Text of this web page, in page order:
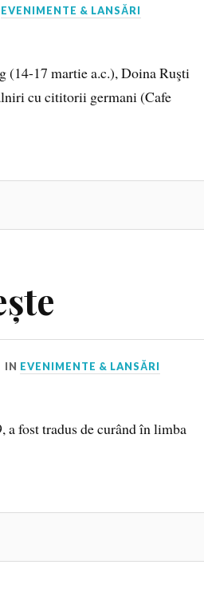
EVENIMENTE & LANSĂRI
(14-17 martie a.c.), Doina Ruşti
cu cititorii germani (Cafe
IN EVENIMENTE & LANSĂRI
fost tradus de curând în limba